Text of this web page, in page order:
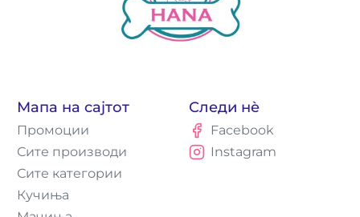
Мапа на сајтот
Промоции
Сите производи
Сите категории
Кучиња
Следи нè
Facebook
Instagram